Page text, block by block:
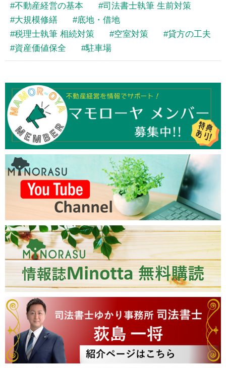
不動産経営の基本
司法書士執筆 生前対策
大規模修繕
底地・借地
税理士執筆 相続対策
空室対策
貸方の工夫
資産価値保全
駐車場